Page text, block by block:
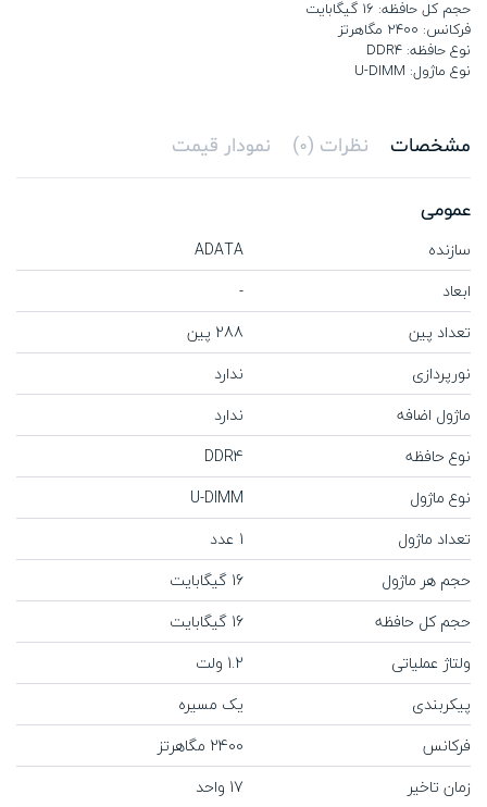
حجم کل حافظه: 16 گیگابایت
فرکانس: 2400 مگاهرتز
نوع حافظه: DDR4
نوع ماژول: U-DIMM
مشخصات نظرات (0) نمودار قیمت
عمومی
سازنده
ADATA
ابعاد
-
تعداد پین
288 پین
نورپردازی
ندارد
ماژول اضافه
ندارد
نوع حافظه
DDR4
نوع ماژول
U-DIMM
تعداد ماژول
1 عدد
حجم هر ماژول
16 گیگابایت
حجم کل حافظه
16 گیگابایت
ولتاژ عملیاتی
1.2 ولت
پیکربندی
یک مسیره
فرکانس
2400 مگاهرتز
زمان تاخیر
17 واحد